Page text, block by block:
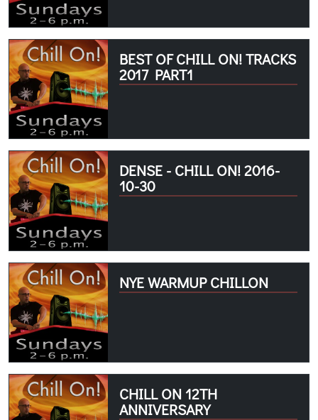
BEST OF CHILL ON! TRACKS
2017 PART1
DENSE - CHILL ON! 2016-
10-30
NYE WARMUP CHILLON
CHILL ON 12TH
ANNIVERSARY